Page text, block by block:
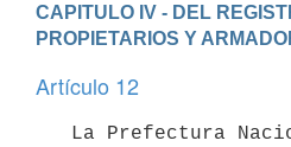
CAPITULO IV - DEL
PROPIETARIOS Y
Artículo 12